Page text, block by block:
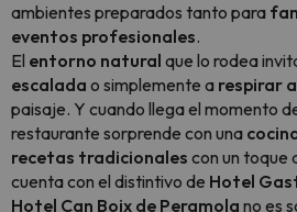
ambientes preparados tanto para
eventos profesionales.
El entorno natural que lo rodea
escalada o simplemente a respirar
paisaje. Y cuando llega el momento
restaurante sorprende con una
recetas tradicionales con un toque
cuenta con el distintivo de Hotel
Hotel Can Boix de Peramola no es